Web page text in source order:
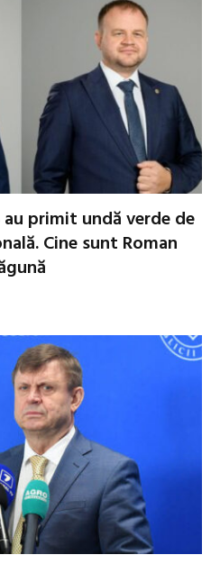
primit undă verde de
Cine sunt Roman